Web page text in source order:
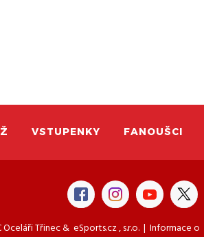
VSTUPENKY FANOUŠCI
Třinec & eSports.cz, s.r.o. | Informace o